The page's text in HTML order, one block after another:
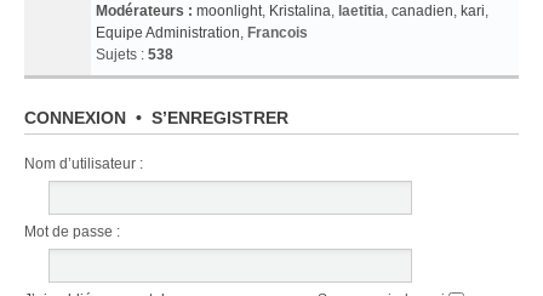
Modérateurs : moonlight, Kristalina, laetitia, canadien, kari,
Equipe Administration, Francois
Sujets : 538
CONNEXION • S’ENREGISTRER
Nom d’utilisateur :
Mot de passe :